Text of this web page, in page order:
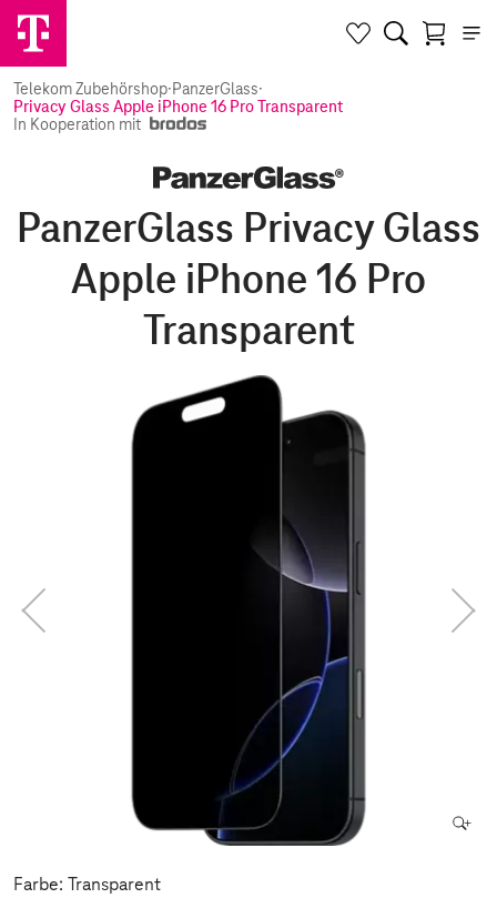
Telekom Zubehörshop·PanzerGlass·
Privacy Glass Apple iPhone 16 Pro Transparent
In Kooperation mit
PanzerGlass Privacy Glass
Apple iPhone 16 Pro
Transparent
Farbe: Transparent